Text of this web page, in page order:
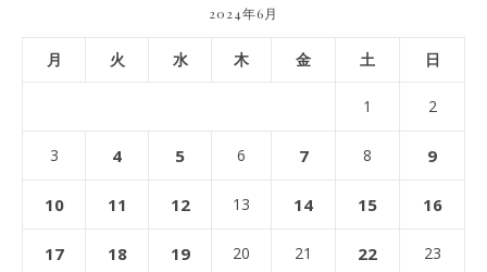
2024年6月
月 火 水 木 金 土 日
1 2
3 4 5 6 7 8 9
10 11 12 13 14 15 16
17 18 19 20 21 22 23